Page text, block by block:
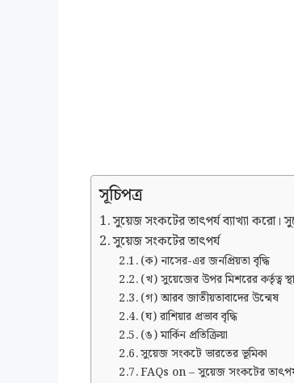
সূচিপত্র
সুয়েজ সংকটের তাৎপর্য ব্যাখ্যা করো।
সুয়েজ সংকটের তাৎপর্য
(ক) নাসের-এর জনপ্রিয়তা বৃদ্ধি
(খ) সুয়েজের উপর মিশরের কর্তৃত্ব
(গ) আরব জাতীয়তাবাদের উন্মেষ
(ঘ) রাশিয়ার প্রভাব বৃদ্ধি
(ঙ) মার্কিন প্রতিক্রিয়া
সুয়েজ সংকটে ভারতের ভূমিকা
FAQs on – সুয়েজ সংকটের